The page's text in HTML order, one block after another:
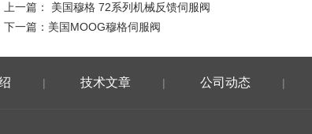
上一篇： 美国穆格 72系列机械反馈伺服阀
下一篇： 美国MOOG穆格伺服阀
| 技术文章 | 公司动态 |